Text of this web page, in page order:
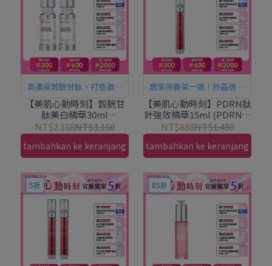
高濃度穀胱甘肽，打造激淨
白循環，用擦的！居家水光
護理
【美肌心動時刻】穀胱甘
肽美白精華30ml
(PDRN+穀胱甘肽) 1+1組
｜PEZRI派翠胜肽保養專
家
NT$2.168NT$3.160
tambahkan ke keranjang
居家保養第一道！秒晶透 嫩
膚細緻，用擦的！居家水光
護理
【美肌心動時刻】PDRN肽
針強效精華15ml (PDRN╳
微晶)｜PEZRI派翠胜肽保
養專家
NT$888NT$1.480
tambahkan ke keranjang
5折 85折